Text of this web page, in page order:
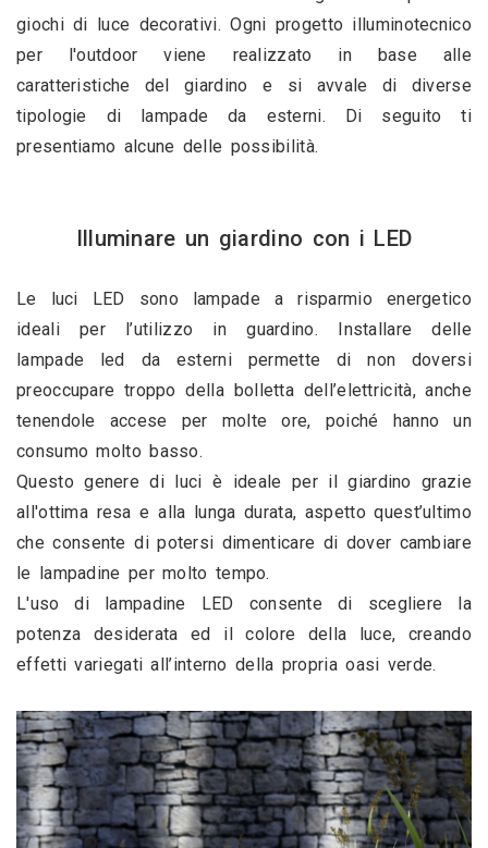
giochi di luce decorativi. Ogni progetto illuminotecnico
per l'outdoor viene realizzato in base alle
caratteristiche del giardino e si avvale di diverse
tipologie di lampade da esterni. Di seguito ti
presentiamo alcune delle possibilità.
Illuminare un giardino con i LED
Le luci LED sono lampade a risparmio energetico
ideali per l’utilizzo in guardino. Installare delle
lampade led da esterni permette di non doversi
preoccupare troppo della bolletta dell’elettricità, anche
tenendole accese per molte ore, poiché hanno un
consumo molto basso.
Questo genere di luci è ideale per il giardino grazie
all'ottima resa e alla lunga durata, aspetto quest’ultimo
che consente di potersi dimenticare di dover cambiare
le lampadine per molto tempo.
L'uso di lampadine LED consente di scegliere la
potenza desiderata ed il colore della luce, creando
effetti variegati all’interno della propria oasi verde.